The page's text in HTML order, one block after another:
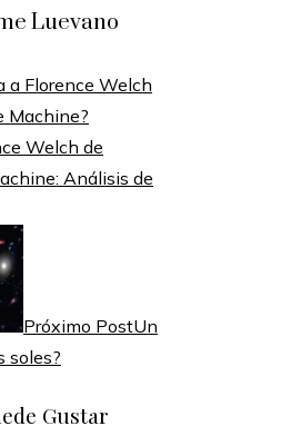
Luevano
Welch de
Análisis de
Próximo PostUn
soles?
Gustar